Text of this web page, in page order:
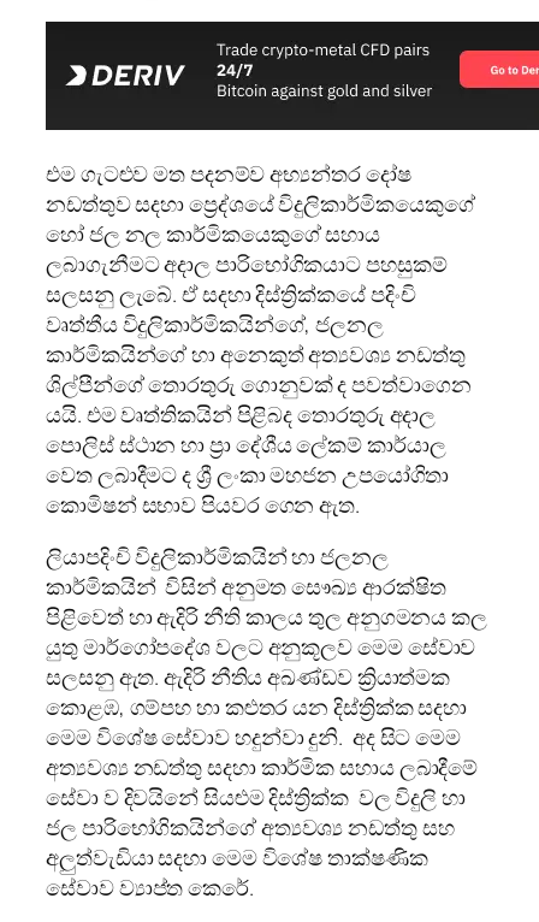
එම ගැටළුව මත පදනම්ව අභ්‍යන්තර දෝෂ
නඩත්තුව සදහා ප්‍රෙද්ශයේ විදුලිකාර්මිකයෙකුගේ
හෝ ජල නල කාර්මිකයෙකුගේ සහාය
ලබාගැනීමට අදාල පාරිභෝගිකයාට පහසුකම්
සලසනු ලැබේ. ඒ සදහා දිස්ත්‍රික්කයේ පදිංචි
වෘත්තීය විදුලිකාර්මිකයින්ගේ, ජලනල
කාර්මිකයින්ගේ හා අනෙකුත් අත්‍යවශ්‍ය නඩත්තු
ශිල්පීන්ගේ තොරතුරු ගොනුවක් ද පවත්වාගෙන
යයි. එම වෘත්තිකයින් පිළිබද තොරතුරු අදාල
පොලිස් ස්ථාන හා ප්‍රා දේශීය ලේකම් කාර්යාල
වෙත ලබාදීමට ද ශ්‍රී ලංකා මහජන උපයෝගිතා
කොමිෂන් සභාව පියවර ගෙන ඇත.
ලියාපදිංචි විදුලිකාර්මිකයින් හා ජලනල
කාර්මිකයින් විසින් අනුමත සෞඛ්‍ය ආරක්ෂිත
පිළිවෙත් හා ඇදිරි නීති කාලය තුල අනුගමනය කල
යුතු මාර්ගෝපදේශ වලට අනුකූලව මෙම සේවාව
සලසනු ඇත. ඇදිරි නීතිය අඛණ්ඩව ක්‍රියාත්මක
කොළඹ, ගම්පහ හා කළුතර යන දිස්ත්‍රික්ක සදහා
මෙම විශේෂ සේවාව හදුන්වා දුනි. අද සිට මෙම
අත්‍යවශ්‍ය නඩත්තු සදහා කාර්මික සහාය ලබාදීමේ
සේවා ව දිවයිනේ සියළුම දිස්ත්‍රික්ක වල විදුලි හා
ජල පාරිභෝගිකයින්ගේ අත්‍යවශ්‍ය නඩත්තු සහ
අලුත්වැඩියා සදහා මෙම විශේෂ තාක්ෂණික
සේවාව ව්‍යාප්ත කෙරේ.